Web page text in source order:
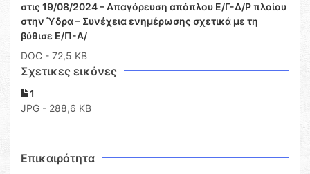
στις 19/08/2024 – Απαγόρευση απόπλου Ε/Γ-Δ/Ρ πλοίου
στην Ύδρα – Συνέχεια ενημέρωσης σχετικά με τη
βύθισε Ε/Π-Α/
DOC - 72,5 KB
Σχετικες εικόνες
1
JPG - 288,6 KB
Επικαιρότητα